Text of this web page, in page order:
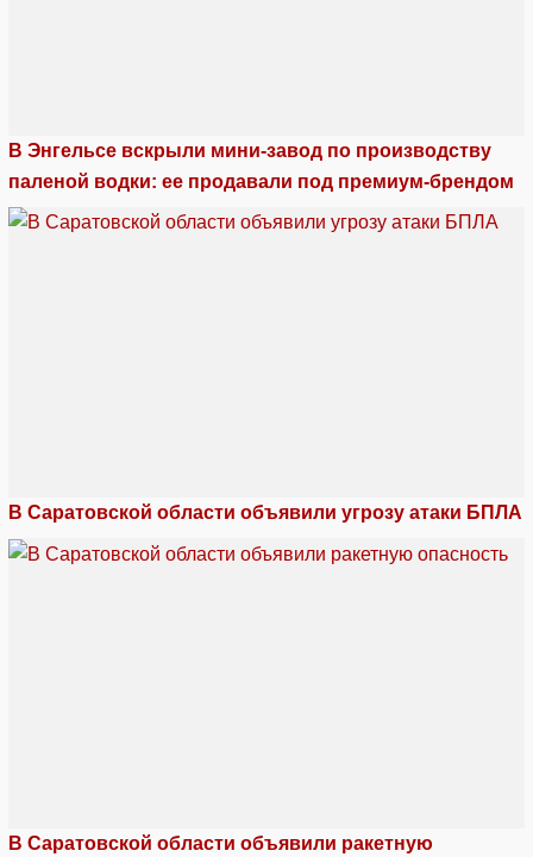
В Энгельсе вскрыли мини-завод по производству
паленой водки: ее продавали под премиум-брендом
В Саратовской области объявили угрозу атаки БПЛА
В Саратовской области объявили ракетную